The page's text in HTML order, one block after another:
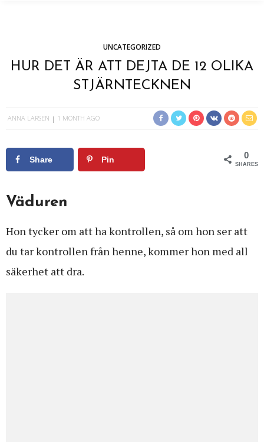
UNCATEGORIZED
HUR DET ÄR ATT DEJTA DE 12 OLIKA
STJÄRNTECKNEN
ANNA LARSEN 1 MONTH AGO
Share Pin 0
SHARES
Väduren
Hon tycker om att ha kontrollen, så om hon ser att
du tar kontrollen från henne, kommer hon med all
säkerhet att dra.